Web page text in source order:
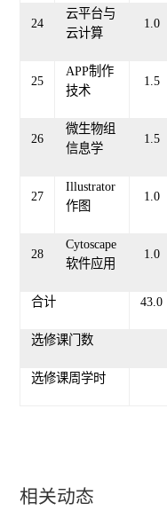
24
云平台与
云计算
1.0
25
APP制作
技术
1.5
26
微生物组
信息学
1. 5
27
Illustrator
作图
1.0
28
Cytoscape
软件应用
1.0
合计 43.0
选修课门数
选修课周学时
相关动态